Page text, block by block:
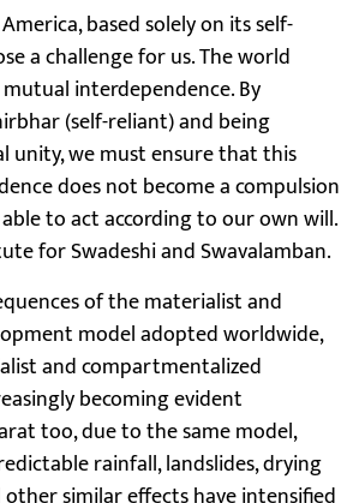
based solely on its self-
a challenge for us. The world
interdependence. By
(self-reliant) and being
unity, we must ensure that this
does not become a compulsion
to act according to our own will.
for Swadeshi and Swavalamban.
of the materialist and
model adopted worldwide,
and compartmentalized
becoming evident
too, due to the same model,
rainfall, landslides, drying